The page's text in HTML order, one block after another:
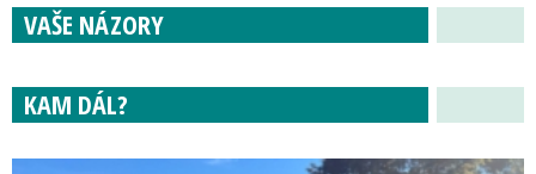
VAŠE NÁZORY
KAM DÁL?